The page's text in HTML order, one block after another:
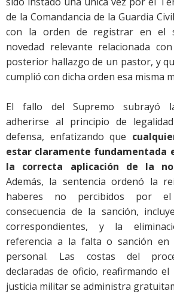
de la Comandancia de la Guardia
con la orden de registrar en el
novedad relevante relacionada
posterior hallazgo de un pastor, y
cumplió con dicha orden esa misma
El fallo del Supremo subrayó
adherirse al principio de
defensa, enfatizando que
estar claramente fundamentada
la correcta aplicación de la
Además, la sentencia ordenó la
haberes no percibidos por
consecuencia de la sanción,
correspondientes, y la
referencia a la falta o sanción en
personal. Las costas del
declaradas de oficio, reafirmando
justicia militar se administra